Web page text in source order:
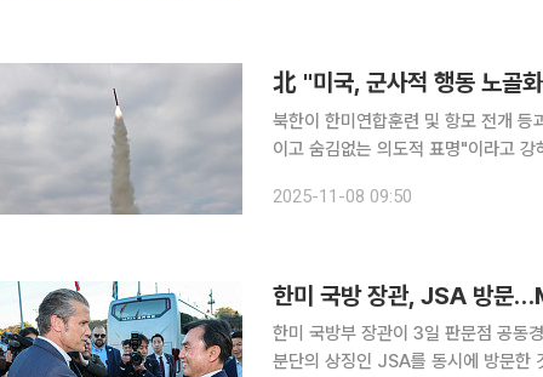
北 "미국, 군사적 행동 노골
북한이 한미연합훈련 및 항모 전개
이고 숨김없는 의도적 표명"이라고 강하게 반발했다. 조선중앙통신은
보도했다. 노 국방상은 "최근 미
2025-11-08 09:50
한미 국방 장관, JSA 방문
한미 국방부 장관이 3일 판문점 공동경비구역
분단의 상징인 JSA를 동시에 방문한 것은 약 8년만이다. 3일 연